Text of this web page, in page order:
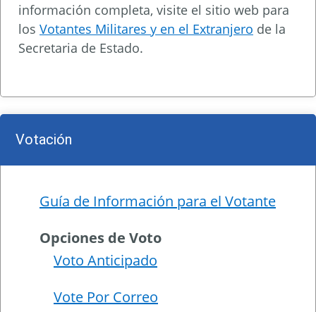
información completa, visite el sitio web para
los Votantes Militares y en el Extranjero de la
Secretaria de Estado.
Votación
Guía de Información para el Votante
Opciones de Voto
Voto Anticipado
Vote Por Correo